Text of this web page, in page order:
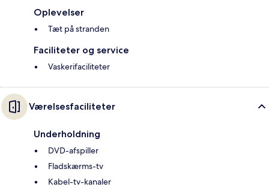
Oplevelser
Tæt på stranden
Faciliteter og service
Vaskerifaciliteter
Værelsesfaciliteter
Underholdning
DVD-afspiller
Fladskærms-tv
Kabel-tv-kanaler